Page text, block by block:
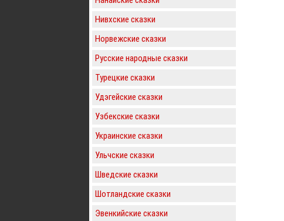
Нивхские сказки
Норвежские сказки
Русские народные сказки
Турецкие сказки
Удэгейские сказки
Узбекские сказки
Украинские сказки
Ульчские сказки
Шведские сказки
Шотландские сказки
Эвенкийские сказки